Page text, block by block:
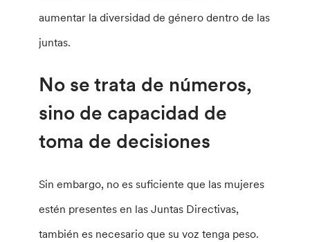
aumentar la diversidad de género dentro de las
juntas.
No se trata de números,
sino de capacidad de
toma de decisiones
Sin embargo, no es suficiente que las mujeres
estén presentes en las Juntas Directivas,
también es necesario que su voz tenga peso.